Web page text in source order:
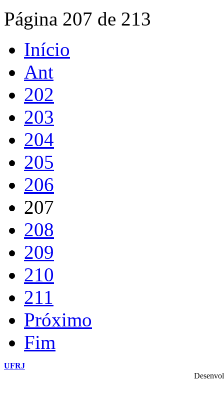
Página 207 de 213
Início
Ant
202
203
204
205
206
207
208
209
210
211
Próximo
Fim
UFRJ